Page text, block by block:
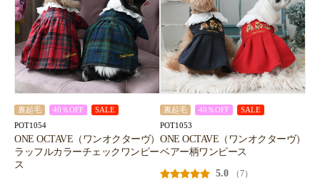
裏起毛 40％OFF SALE
POT1054
ONE OCTAVE（ワンオクターヴ）
ラッフルカラーチェックワンピー
ス
裏起毛 40％OFF SALE
POT1053
ONE OCTAVE（ワンオクターヴ）
ベアー柄ワンピース
5.0
（7）